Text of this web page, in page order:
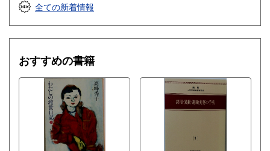
全ての新着情報
おすすめの書籍